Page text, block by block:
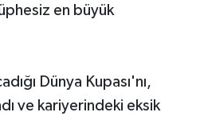
en büyük
Dünya Kupası'nı,
ve kariyerindeki eksik